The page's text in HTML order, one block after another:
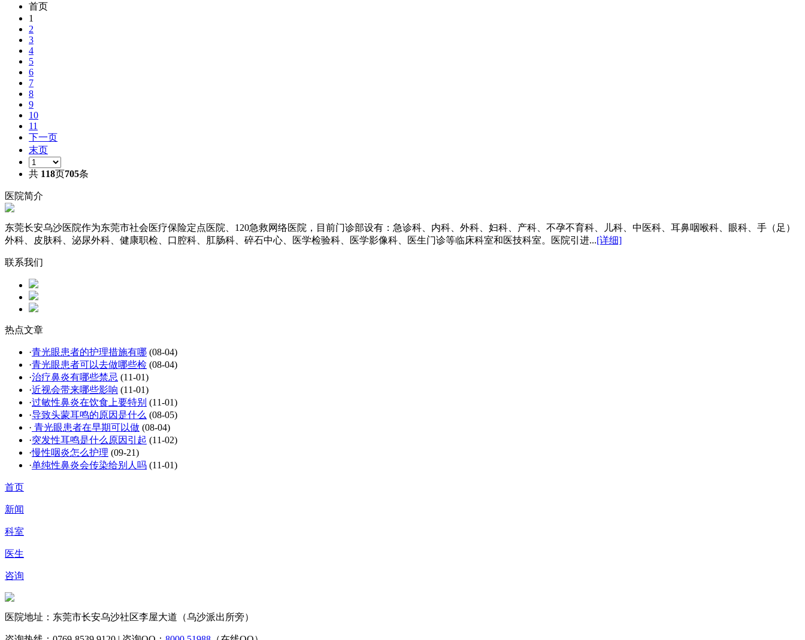
首页
1
2
3
4
5
6
7
8
9
10
11
下一页
末页
共 118页705条
医院简介
东莞长安乌沙医院作为东莞市社会医疗保险定点医院、120急救网络医院，目前门诊部设有：急诊科、内科、外科、妇科、产科、不孕不育科、儿科、中医科、耳鼻咽喉科、眼科、手（足）
外科、皮肤科、泌尿外科、健康职检、口腔科、肛肠科、碎石中心、医学检验科、医学影像科、医生门诊等临床科室和医技科室。医院引进...[详细]
联系我们
热点文章
·青光眼患者的护理措施有哪 (08-04)
·青光眼患者可以去做哪些检 (08-04)
·治疗鼻炎有哪些禁忌 (11-01)
·近视会带来哪些影响 (11-01)
·过敏性鼻炎在饮食上要特别 (11-01)
·导致头蒙耳鸣的原因是什么 (08-05)
· 青光眼患者在早期可以做 (08-04)
·突发性耳鸣是什么原因引起 (11-02)
·慢性咽炎怎么护理 (09-21)
·单纯性鼻炎会传染给别人吗 (11-01)
首页
新闻
科室
医生
咨询
医院地址：东莞市长安乌沙社区李屋大道（乌沙派出所旁）